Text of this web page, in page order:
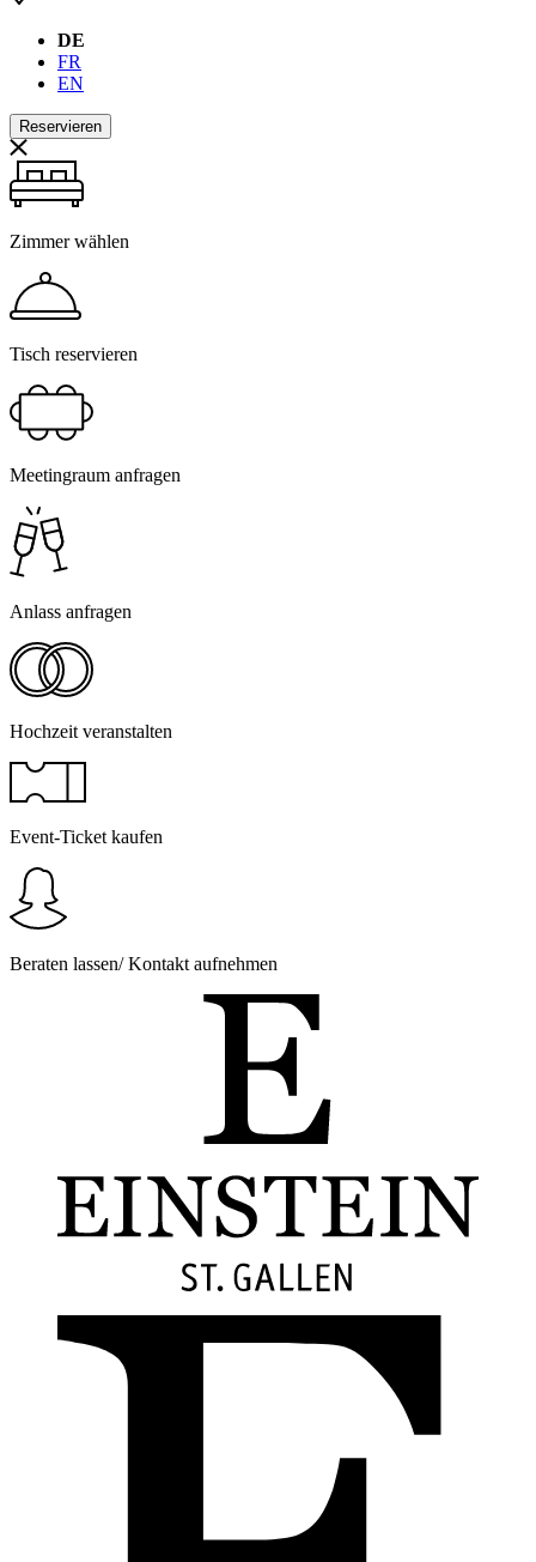
DE
FR
EN
Reservieren
Zimmer wählen
Tisch reservieren
Meetingraum anfragen
Anlass anfragen
Hochzeit veranstalten
Event-Ticket kaufen
Beraten lassen/ Kontakt aufnehmen